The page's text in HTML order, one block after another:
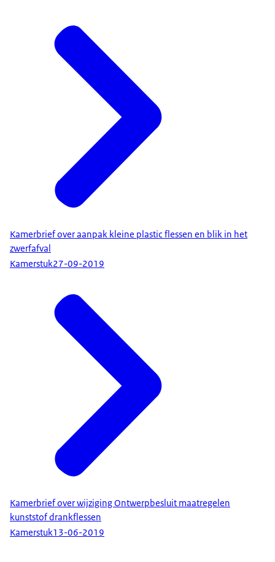
Kamerbrief over aanpak kleine plastic flessen en blik in het
zwerfafval
Kamerstuk27-09-2019
Kamerbrief over wijziging Ontwerpbesluit maatregelen
kunststof drankflessen
Kamerstuk13-06-2019